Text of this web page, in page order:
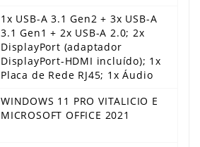
1x USB-A 3.1 Gen2 + 3x USB-A
3.1 Gen1 + 2x USB-A 2.0; 2x
DisplayPort (adaptador
DisplayPort-HDMI incluído); 1x
Placa de Rede RJ45; 1x Áudio
WINDOWS 11 PRO VITALICIO E
MICROSOFT OFFICE 2021